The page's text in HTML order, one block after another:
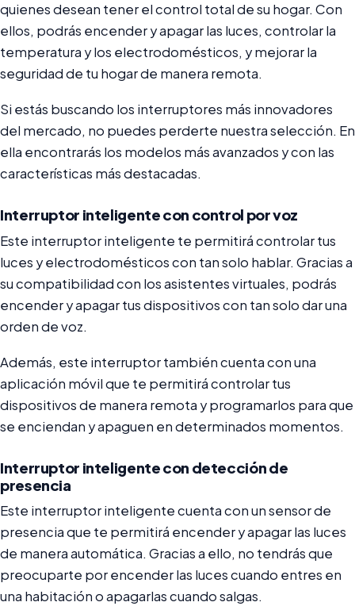
quienes desean tener el control total de su hogar. Con
ellos, podrás encender y apagar las luces, controlar la
temperatura y los electrodomésticos, y mejorar la
seguridad de tu hogar de manera remota.
Si estás buscando los interruptores más innovadores
del mercado, no puedes perderte nuestra selección. En
ella encontrarás los modelos más avanzados y con las
características más destacadas.
Interruptor inteligente con control por voz
Este interruptor inteligente te permitirá controlar tus
luces y electrodomésticos con tan solo hablar. Gracias a
su compatibilidad con los asistentes virtuales, podrás
encender y apagar tus dispositivos con tan solo dar una
orden de voz.
Además, este interruptor también cuenta con una
aplicación móvil que te permitirá controlar tus
dispositivos de manera remota y programarlos para que
se enciendan y apaguen en determinados momentos.
Interruptor inteligente con detección de
presencia
Este interruptor inteligente cuenta con un sensor de
presencia que te permitirá encender y apagar las luces
de manera automática. Gracias a ello, no tendrás que
preocuparte por encender las luces cuando entres en
una habitación o apagarlas cuando salgas.